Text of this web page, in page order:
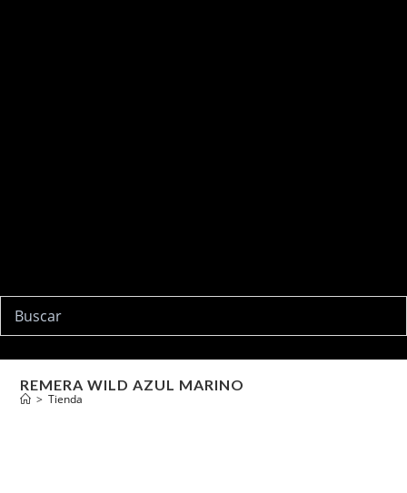
REMERA WILD AZUL MARINO
> Tienda